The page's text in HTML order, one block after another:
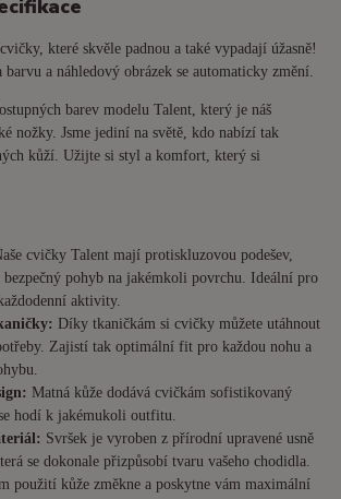
které skvěle padnou a také vypadají úžasně!
a náhledový obrázek se automaticky změní.
barev modelu Talent, který je náš
nožky. Jsme jediní na světě, kdo nabízí tak
kůží. Užijte si styl a komfort, který si
cvičky Talent mají protiskluzovou podešev,
pohyb na jakémkoli povrchu. Ideální pro
aktivity.
Díky tkaničkám si cvičky můžete utáhnout
Zajistí tak optimální fit pro každou nohu a
Matná kůže dodává cvičkám sofistikovaný
hodí k jakémukoli outfitu.
Svršek je vyroben z přírodní upravené usně
se dokonale přizpůsobí tvaru vašeho chodidla.
použití kůže změkne a poskytne vám maximální